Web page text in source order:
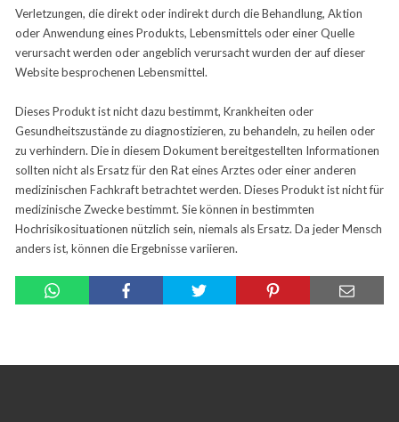
Verletzungen, die direkt oder indirekt durch die Behandlung, Aktion
oder Anwendung eines Produkts, Lebensmittels oder einer Quelle
verursacht werden oder angeblich verursacht wurden der auf dieser
Website besprochenen Lebensmittel.
Dieses Produkt ist nicht dazu bestimmt, Krankheiten oder
Gesundheitszustände zu diagnostizieren, zu behandeln, zu heilen oder
zu verhindern. Die in diesem Dokument bereitgestellten Informationen
sollten nicht als Ersatz für den Rat eines Arztes oder einer anderen
medizinischen Fachkraft betrachtet werden. Dieses Produkt ist nicht für
medizinische Zwecke bestimmt. Sie können in bestimmten
Hochrisikosituationen nützlich sein, niemals als Ersatz. Da jeder Mensch
anders ist, können die Ergebnisse variieren.